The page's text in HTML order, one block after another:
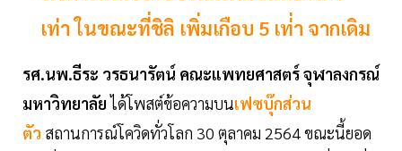
เท่า ในขณะที่ชิลิ เพิ่มเกือบ 5 เท่่า จากเดิม
รศ.นพ.ธีระ วรธนารัตน์ คณะแพทยศาสตร์ จุฬาลงกรณ์
มหาวิทยาลัยได้โพสต์ข้อความบนเฟซบุ๊กส่วน
ตัว สถานการณ์โควิดทั่วโลก 30 ตุลาคม 2564 ขณะนี้ยอด